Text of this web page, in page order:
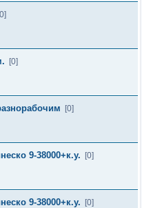
[0]
[0]
9-38000+к.у.
[0]
9-38000+к.у.
[0]